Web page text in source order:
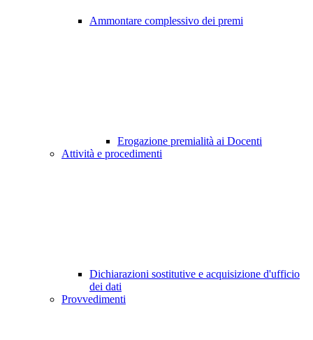
Ammontare complessivo dei premi
Erogazione premialità ai Docenti
Attività e procedimenti
Dichiarazioni sostitutive e acquisizione d'ufficio
dei dati
Provvedimenti